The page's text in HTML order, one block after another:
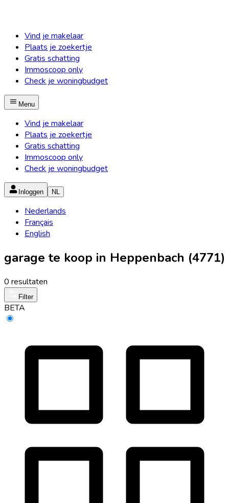
Vind je makelaar
Plaats je zoekertje
Gratis schatting
Immoscoop only
Check je woningbudget
Menu
Vind je makelaar
Plaats je zoekertje
Gratis schatting
Immoscoop only
Check je woningbudget
Inloggen NL
Nederlands
Français
English
garage te koop in Heppenbach (4771)
0 resultaten
Filter
BETA